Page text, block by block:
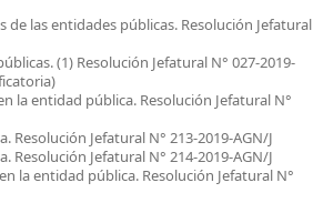
las entidades públicas. Resolución Jefatural
(1) Resolución Jefatural N° 027-2019-
la entidad pública. Resolución Jefatural N°
Jefatural N° 213-2019-AGN/J
Jefatural N° 214-2019-AGN/J
la entidad pública. Resolución Jefatural N°